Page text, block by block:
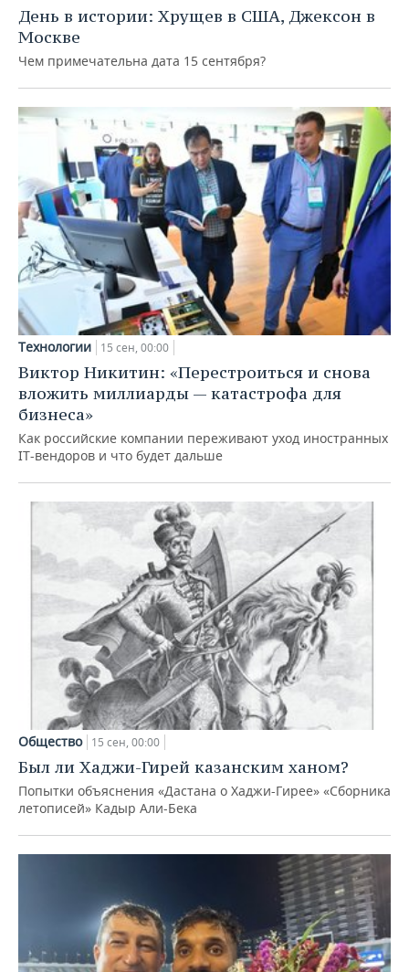
День в истории: Хрущев в США, Джексон в
Москве
Чем примечательна дата 15 сентября?
Технологии 15 сен, 00:00
Виктор Никитин: «Перестроиться и снова
вложить миллиарды — катастрофа для
бизнеса»
Как российские компании переживают уход иностранных
IT-вендоров и что будет дальше
Общество 15 сен, 00:00
Был ли Хаджи-Гирей казанским ханом?
Попытки объяснения «Дастана о Хаджи-Гирее» «Сборника
летописей» Кадыр Али-Бека